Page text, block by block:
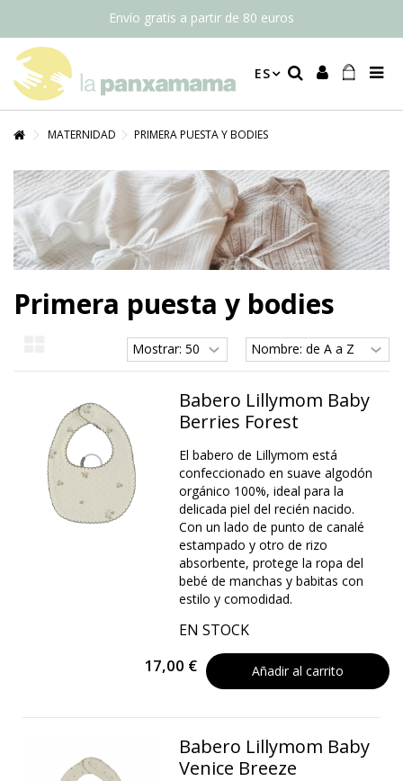
Envío gratis a partir de 80 euros
ES
MATERNIDAD PRIMERA PUESTA Y BODIES
Primera puesta y bodies
Babero Lillymom Baby
Berries Forest
El babero de Lillymom está
confeccionado en suave algodón
orgánico 100%, ideal para la
delicada piel del recién nacido.
Con un lado de punto de canalé
estampado y otro de rizo
absorbente, protege la ropa del
bebé de manchas y babitas con
estilo y comodidad.
EN STOCK
17,00 € Añadir al carrito
Babero Lillymom Baby
Venice Breeze